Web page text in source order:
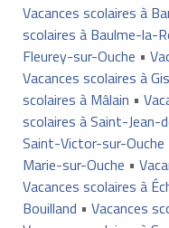
Vacances scolaires à
scolaires à Baulme-la-
Fleurey-sur-Ouche •
Vacances scolaires à
scolaires à Mâlain •
scolaires à Saint-
Saint-Victor-sur-Ouche
Marie-sur-Ouche •
Vacances scolaires à
Bouilland • Vacances